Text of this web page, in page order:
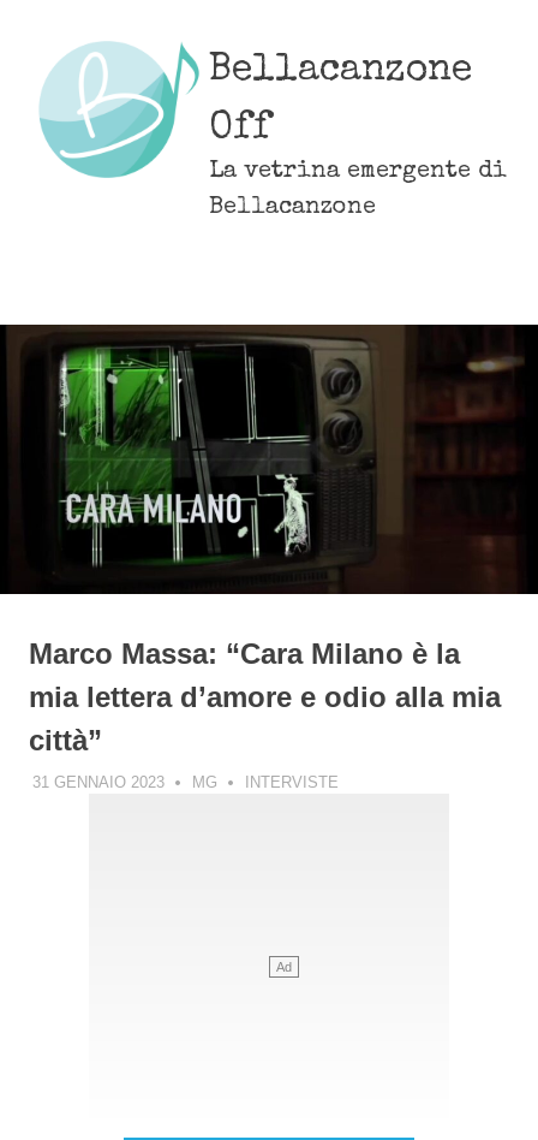
content
Bellacanzone
Off
La vetrina emergente di
Bellacanzone
Marco Massa: “Cara Milano è la
mia lettera d’amore e odio alla mia
città”
31 GENNAIO 2023 MG INTERVISTE